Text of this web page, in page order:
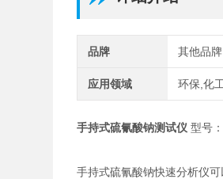
品牌 其他品牌
应用领域 环保,化
手持式硫氰酸钠测试仪 型号
手持式硫氰酸钠快速分析仪